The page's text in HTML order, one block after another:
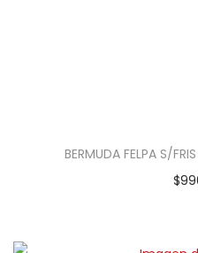
BERMUDA FELPA S/
$